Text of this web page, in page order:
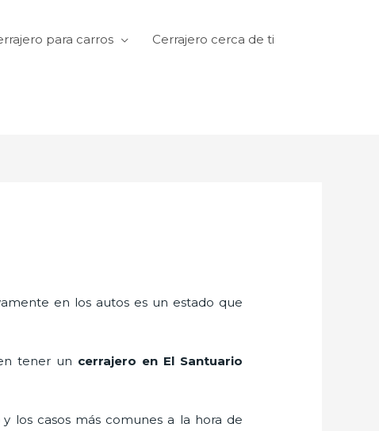
para carros Cerrajero cerca de ti
en los autos es un estado que
tener un cerrajero en El Santuario
los casos más comunes a la hora de